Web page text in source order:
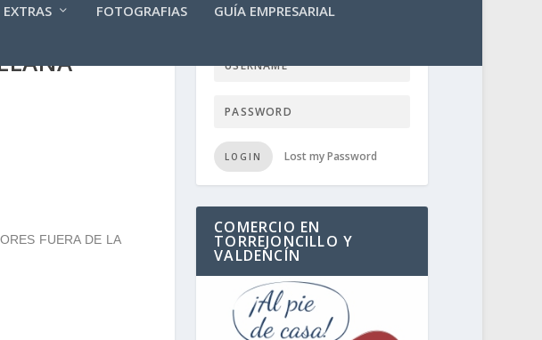
EXTRAS FOTOGRAFIAS GUÍA EMPRESARIAL
FUERA DE LA
LOGIN USER TTN
LOGIN Lost my Password
COMERCIO EN
TORREJONCILLO Y
VALDENCÍN